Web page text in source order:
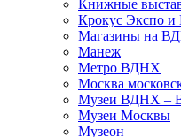
Книжные
Крокус Экспо и
Магазины на
Манеж
Метро ВДНХ
Москва
Музеи ВДНХ –
Музеи Москвы
Музеон